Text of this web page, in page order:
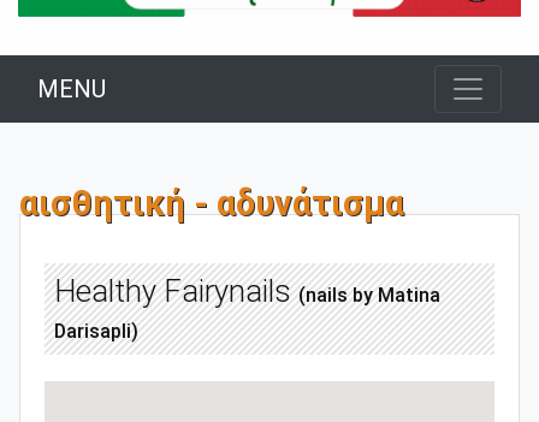
MENU
αισθητική - αδυνάτισμα
Healthy Fairynails(nails by Matina
Darisapli)